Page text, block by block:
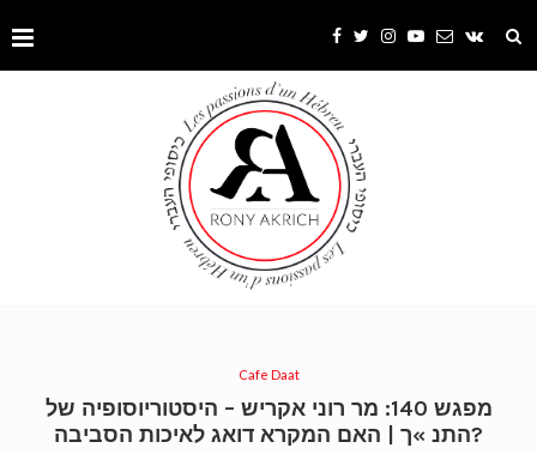
Cafe Daat
מפגש 140: מר רוני אקריש – היסטוריוסופיה של
התנ »ך | האם המקרא דואג לאיכות הסביבה?